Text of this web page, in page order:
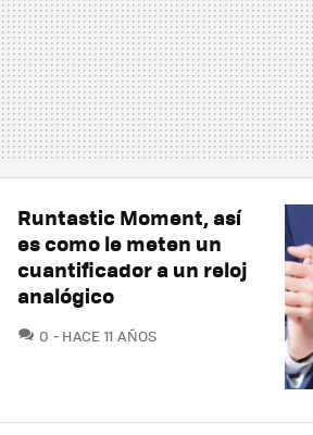
Runtastic Moment, así
es como le meten un
cuantificador a un reloj
analógico
0 COMENTARIOS
HACE 11 AÑOS